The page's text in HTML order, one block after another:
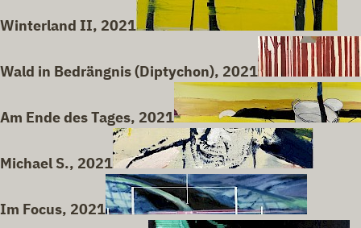
Winterland II, 2021
Wald in Bedrängnis (Diptychon), 2021
Am Ende des Tages, 2021
Michael S., 2021
Im Focus, 2021